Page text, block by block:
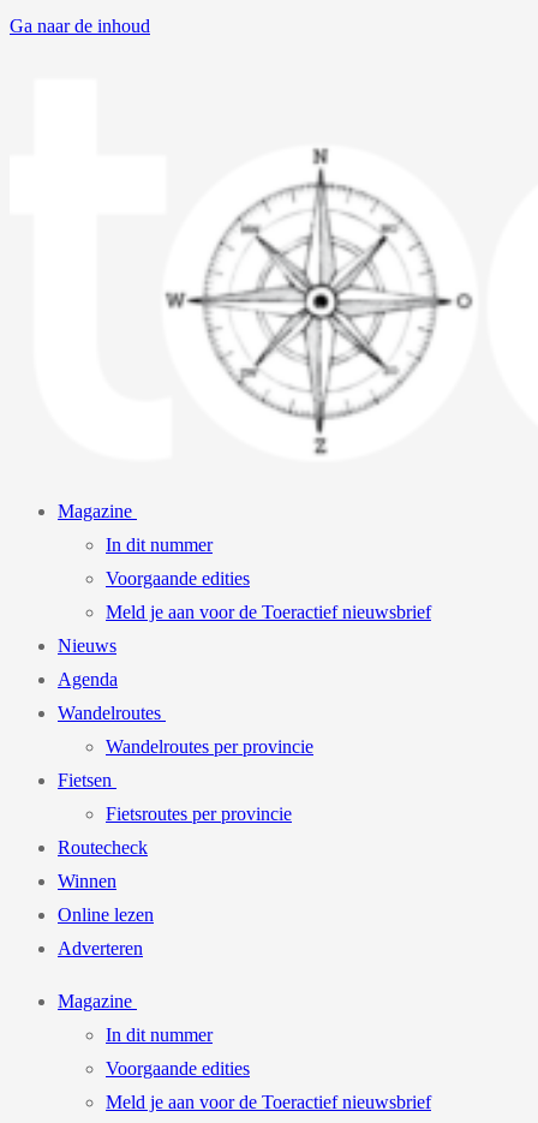
Ga naar de inhoud
Magazine
In dit nummer
Voorgaande edities
Meld je aan voor de Toeractief nieuwsbrief
Nieuws
Agenda
Wandelroutes
Wandelroutes per provincie
Fietsen
Fietsroutes per provincie
Routecheck
Winnen
Online lezen
Adverteren
Magazine
In dit nummer
Voorgaande edities
Meld je aan voor de Toeractief nieuwsbrief